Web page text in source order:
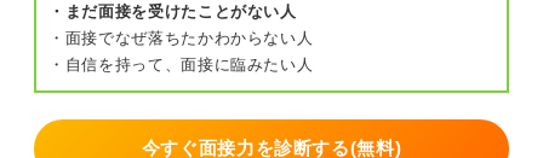
・まだ面接を受けたことがない人
・面接でなぜ落ちたかわからない人
・自信を持って、面接に臨みたい人
今すぐ面接力を診断する(無料)